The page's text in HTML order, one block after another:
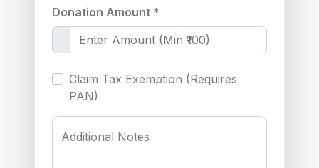
Donation Amount *
Claim Tax Exemption (Requires
PAN)
Additional Notes